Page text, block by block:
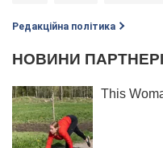
Редакційна політика